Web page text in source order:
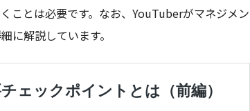
ことは必要です。なお、YouTuberがマネジメン
に解説しています。